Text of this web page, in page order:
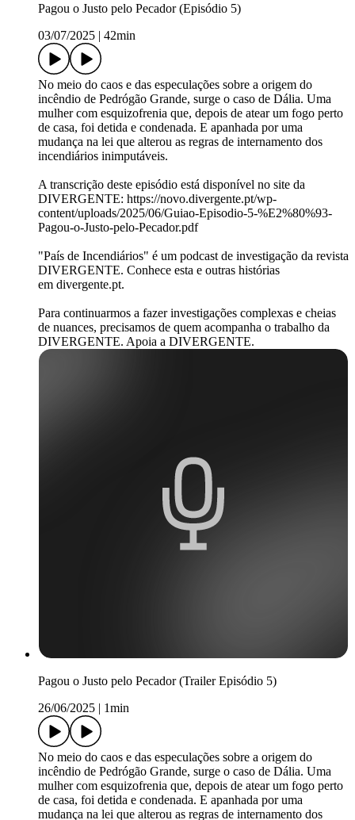
Pagou o Justo pelo Pecador (Episódio 5)
03/07/2025 | 42min
No meio do caos e das especulações sobre a origem do
incêndio de Pedrógão Grande, surge o caso de Dália. Uma
mulher com esquizofrenia que, depois de atear um fogo perto
de casa, foi detida e condenada. E apanhada por uma
mudança na lei que alterou as regras de internamento dos
incendiários inimputáveis.
A transcrição deste episódio está disponível no site da
DIVERGENTE: https://novo.divergente.pt/wp-
content/uploads/2025/06/Guiao-Episodio-5-%E2%80%93-
Pagou-o-Justo-pelo-Pecador.pdf
"País de Incendiários" é um podcast de investigação da revista
DIVERGENTE. Conhece esta e outras histórias
em divergente.pt.
Para continuarmos a fazer investigações complexas e cheias
de nuances, precisamos de quem acompanha o trabalho da
DIVERGENTE. Apoia a DIVERGENTE.
Pagou o Justo pelo Pecador (Trailer Episódio 5)
26/06/2025 | 1min
No meio do caos e das especulações sobre a origem do
incêndio de Pedrógão Grande, surge o caso de Dália. Uma
mulher com esquizofrenia que, depois de atear um fogo perto
de casa, foi detida e condenada. E apanhada por uma
mudança na lei que alterou as regras de internamento dos